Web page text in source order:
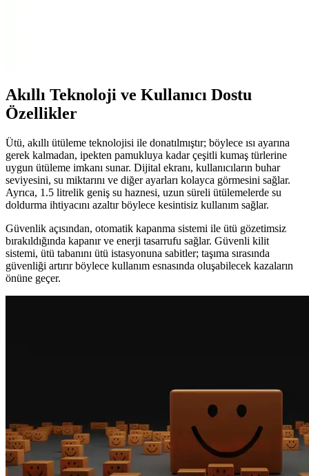
Akıllı Teknoloji ve Kullanıcı Dostu
Özellikler
Ütü, akıllı ütüleme teknolojisi ile donatılmıştır; böylece ısı ayarına
gerek kalmadan, ipekten pamukluya kadar çeşitli kumaş türlerine
uygun ütüleme imkanı sunar. Dijital ekranı, kullanıcıların buhar
seviyesini, su miktarını ve diğer ayarları kolayca görmesini sağlar.
Ayrıca, 1.5 litrelik geniş su haznesi, uzun süreli ütülemelerde su
doldurma ihtiyacını azaltır böylece kesintisiz kullanım sağlar.
Güvenlik açısından, otomatik kapanma sistemi ile ütü gözetimsiz
bırakıldığında kapanır ve enerji tasarrufu sağlar. Güvenli kilit
sistemi, ütü tabanını ütü istasyonuna sabitler; taşıma sırasında
güvenliği artırır böylece kullanım esnasında oluşabilecek kazaların
önüne geçer.